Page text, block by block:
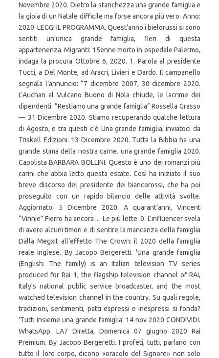
Novembre 2020. Dietro la stanchezza una grande famiglia e
la gioia di un Natale difficile ma forse ancora più vero. Anno:
2020. LEGGI IL PROGRAMMA. Quest’anno i bielorussi si sono
sentiti un’unica grande famiglia, fieri di questa
appartenenza. Migranti: 15enne morto in ospedale Palermo,
indaga la procura Ottobre 6, 2020. 1. Parola al presidente
Tucci, a Del Monte, ad Aracri, Livieri e Dardo. Il campanello
segnala l’annuncio: “7 dicembre 2007, 30 dicembre 2020.
L’Auchan al Vulcano Buono di Nola chiude, le lacrime dei
dipendenti: “Restiamo una grande famiglia” Rossella Grasso
— 31 Dicembre 2020. Stiamo recuperando qualche lettura
di Agosto, e tra questi c’è Una grande famiglia, inviatoci da
Triskell Edizioni. 13 Dicembre 2020. Tutta la Bibbia ha una
grande stima della nostra carne. una grande famiglia 2020.
Capolista BARBARA BOLLINI. Questo è uno dei romanzi più
carini che abbia letto questa estate. Così ha iniziato il suo
breve discorso del presidente dei biancorossi, che ha poi
proseguito con un rapido bilancio delle attività svolte.
Aggiornato: 5 Dicembre 2020. A quarant’anni, Vincent
“Vinnie” Fierro ha ancora… Le più lette. 0. L'influencer svela
di avere alcuni timori e di sentire la mancanza della famiglia
Dalla Megxit all'effetto The Crown: il 2020 della famiglia
reale inglese. By Jacopo Bergeretti. 'Una grande famiglia
(English: The family) is an Italian television TV series
produced for Rai 1, the flagship television channel of RAI,
Italy's national public service broadcaster, and the most
watched television channel in the country. Su quali regole,
tradizioni, sentimenti, patti espressi e inespressi si fonda?
'Tutti insieme una grande famiglia' 14 nov 2020 CONDIVIDI.
WhatsApp. LA7 Diretta, Domenica 07 giugno 2020 Rai
Premium. By Jacopo Bergeretti. I profeti, tutti, parlano con
tutto il loro corpo, dicono «oracolo del Signore» non solo